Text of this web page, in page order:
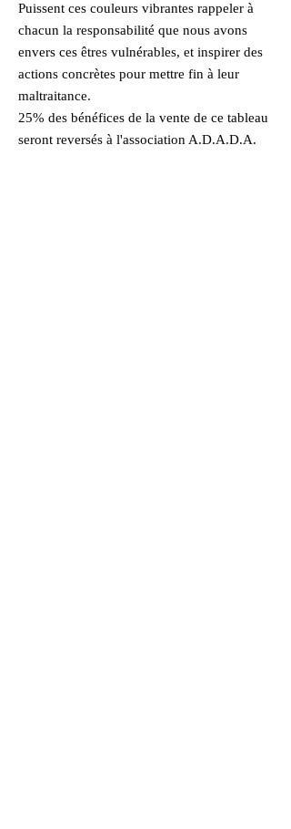
Puissent ces couleurs vibrantes rappeler à
chacun la responsabilité que nous avons
envers ces êtres vulnérables, et inspirer des
actions concrètes pour mettre fin à leur
maltraitance.
25% des bénéfices de la vente de ce tableau
seront reversés à l'association A.D.A.D.A.